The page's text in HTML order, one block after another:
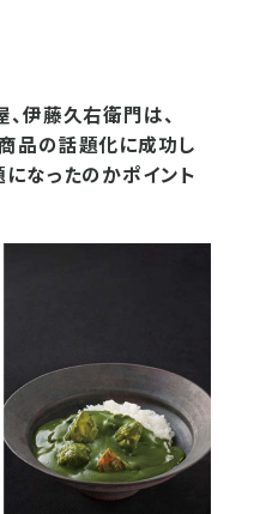
伊藤久右衛門は、
の話題化に成功し
なったのかポイント